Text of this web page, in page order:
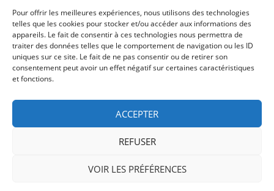
Pour offrir les meilleures expériences, nous utilisons des technologies
telles que les cookies pour stocker et/ou accéder aux informations des
appareils. Le fait de consentir à ces technologies nous permettra de
traiter des données telles que le comportement de navigation ou les ID
uniques sur ce site. Le fait de ne pas consentir ou de retirer son
consentement peut avoir un effet négatif sur certaines caractéristiques
et fonctions.
ACCEPTER
REFUSER
VOIR LES PRÉFÉRENCES
Bordeaux
Lun-Samedi: 10:00 -19:00
Non Stop
/ /